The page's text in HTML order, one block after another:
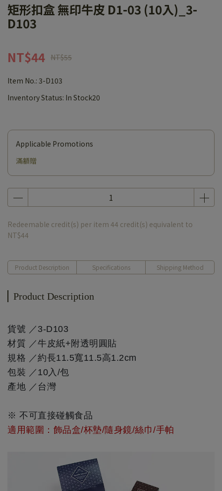
矩形扣盒 無印牛皮 D1-03 (10入)_3-
D103
NT$44 NT$55
Item No.: 3-D103
Inventory Status: In Stock20
Applicable Promotions
滿額贈
Redeemable credit(s) per item 44 credit(s) equivalent to
NT$44
Product Description Specifications Shipping Method
Product Description
貨號 ／3-D103
材質 ／牛皮紙+附透明圓貼
規格 ／約長11.5寬11.5高1.2cm
包裝 ／10入/包
產地 ／台灣
※ 不可直接碰觸食品
適用範圍 ： 飾品盒/杯墊/隨身鏡/絲巾/手帕